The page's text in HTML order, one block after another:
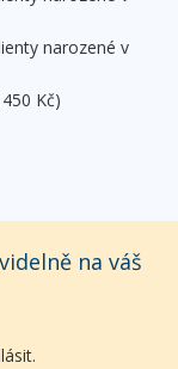
narozené v
Kč)
na váš